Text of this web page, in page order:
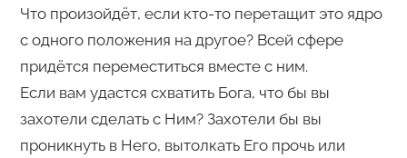
Что произойдёт, если кто-то перетащит это ядро
с одного положения на другое? Всей сфере
придётся переместиться вместе с ним.
Если вам удастся схватить Бога, что бы вы
захотели сделать с Ним? Захотели бы вы
проникнуть в Него, вытолкать Его прочь или